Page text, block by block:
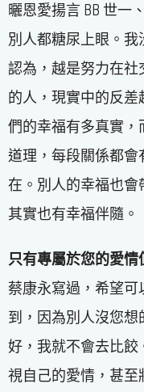
曬恩愛揚言 BB 世一
別人都糖尿上眼。
認為，越是努力在
的人，現實中的反
們的幸福有多真實
道理，每段關係都
在。別人的幸福也
其實也有幸福伴隨。
只有專屬於您的愛情
蔡康永寫過，希望
到，因為別人沒您
好，我就不會去比
視自己的愛情，甚